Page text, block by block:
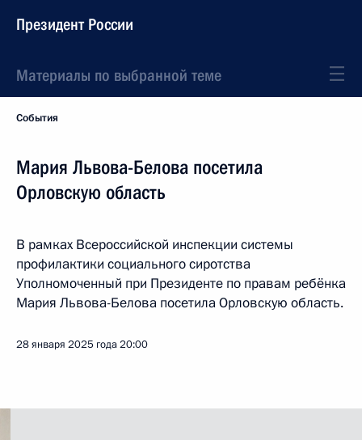
Президент России
Материалы по выбранной теме
События
Мария Львова-Белова посетила
Орловскую область
В рамках Всероссийской инспекции системы
профилактики социального сиротства
Уполномоченный при Президенте по правам ребёнка
Мария Львова-Белова посетила Орловскую область.
28 января 2025 года20:00